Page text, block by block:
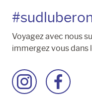
Voyagez avec nous
immergez vous dans
Accéder
à
Accéder
à